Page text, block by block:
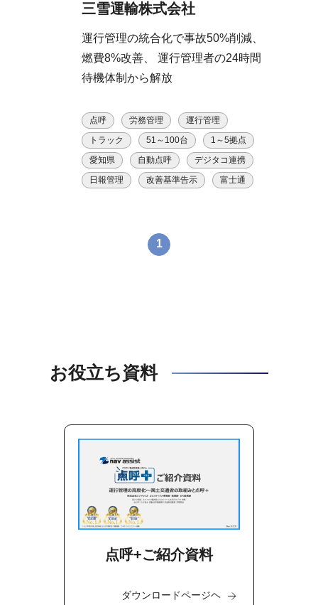
三雪運輸株式会社
運行管理の統合化で事故50%削減、
燃費8%改善、 運行管理者の24時間
待機体制から解放
点呼 労務管理
運行管理
トラック
51～100台
1～5拠点
愛知県
自動点呼
デジタコ連携
日報管理
改善基準告示 富士通
1
お役立ち資料
点呼+ご紹介資料
ダウンロードページヘ